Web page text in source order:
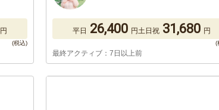
円 平日 26,400 円土日祝 31,680 円
最終アクティブ：7日以上前